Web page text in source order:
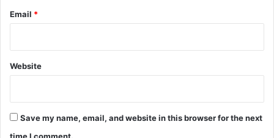
Email *
Website
Save my name, email, and website in this browser for the next